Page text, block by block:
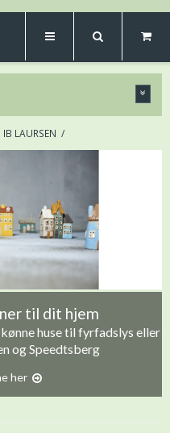
IB LAURSEN /
til dit hjem
huse til fyrfadslys eller
og Speedtsberg
her